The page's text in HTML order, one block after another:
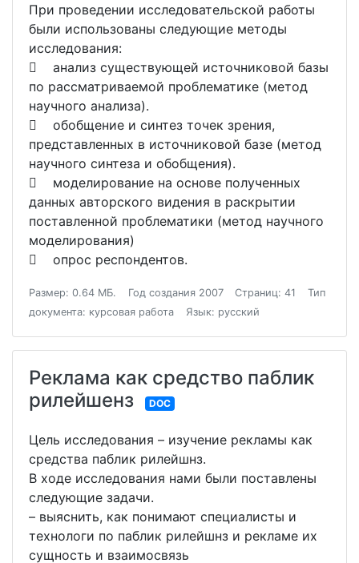
При проведении исследовательской работы
были использованы следующие методы
исследования:
 анализ существующей источниковой базы
по рассматриваемой проблематике (метод
научного анализа).
 обобщение и синтез точек зрения,
представленных в источниковой базе (метод
научного синтеза и обобщения).
 моделирование на основе полученных
данных авторского видения в раскрытии
поставленной проблематики (метод научного
моделирования)
 опрос респондентов.
Размер: 0.64 МБ. Год создания 2007 Страниц: 41
Тип
документа: курсовая работа
Язык: русский
Реклама как средство паблик
рилейшенз
DOC
Цель исследования – изучение рекламы как
средства паблик рилейшнз.
В ходе исследования нами были поставлены
следующие задачи.
– выяснить, как понимают специалисты и
технологи по паблик рилейшнз и рекламе их
сущность и взаимосвязь